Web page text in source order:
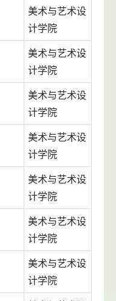
美术与艺术设
计学院
美术与艺术设
计学院
美术与艺术设
计学院
美术与艺术设
计学院
美术与艺术设
计学院
美术与艺术设
计学院
美术与艺术设
计学院